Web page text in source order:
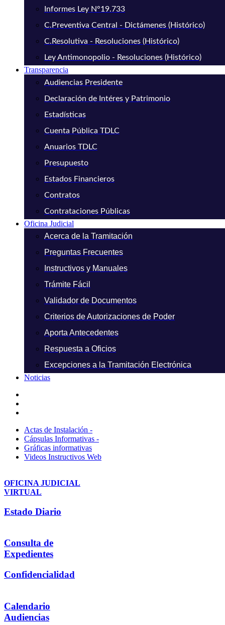
Informes Ley N°19.733
C.Preventiva Central - Dictámenes (Histórico)
C.Resolutiva - Resoluciones (Histórico)
Ley Antimonopolio - Resoluciones (Histórico)
Transparencia
Audiencias Presidente
Declaración de Intéres y Patrimonio
Estadísticas
Cuenta Pública TDLC
Anuarios TDLC
Presupuesto
Estados Financieros
Contratos
Contrataciones Públicas
Oficina Judicial
Acerca de la Tramitación
Preguntas Frecuentes
Instructivos y Manuales
Trámite Fácil
Validador de Documentos
Criterios de Autorizaciones de Poder
Aporta Antecedentes
Respuesta a Oficios
Excepciones a la Tramitación Electrónica
Noticias
Actas de Instalación -
Cápsulas Informativas -
Gráficas informativas
Videos Instructivos Web
OFICINA JUDICIAL
VIRTUAL
Estado Diario
Consulta de
Expedientes
Confidencialidad
Calendario
Audiencias